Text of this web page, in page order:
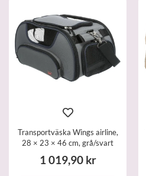
Transportväska Wings airline,
28 × 23 × 46 cm, grå/svart
1 019,90 kr